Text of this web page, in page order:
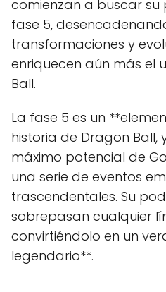
comienzan a buscar su
fase 5,
transformaciones y
enriquecen aún más el
Ball.
La fase 5 es un
historia de Dragon Ball,
máximo potencial de
una serie de eventos
trascendentales. Su
sobrepasan cualquier
convirtiéndolo en un
legendario**.